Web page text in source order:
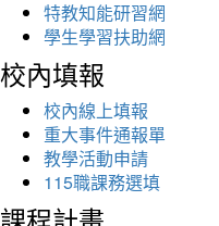
特教知能研習網
學生學習扶助網
校內填報
校內線上填報
重大事件通報單
教學活動申請
115職課務選填